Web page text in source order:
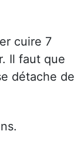
cuire 7
Il faut que
détache de